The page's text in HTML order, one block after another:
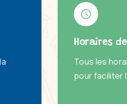
Horaires
Tous les
pour faciliter